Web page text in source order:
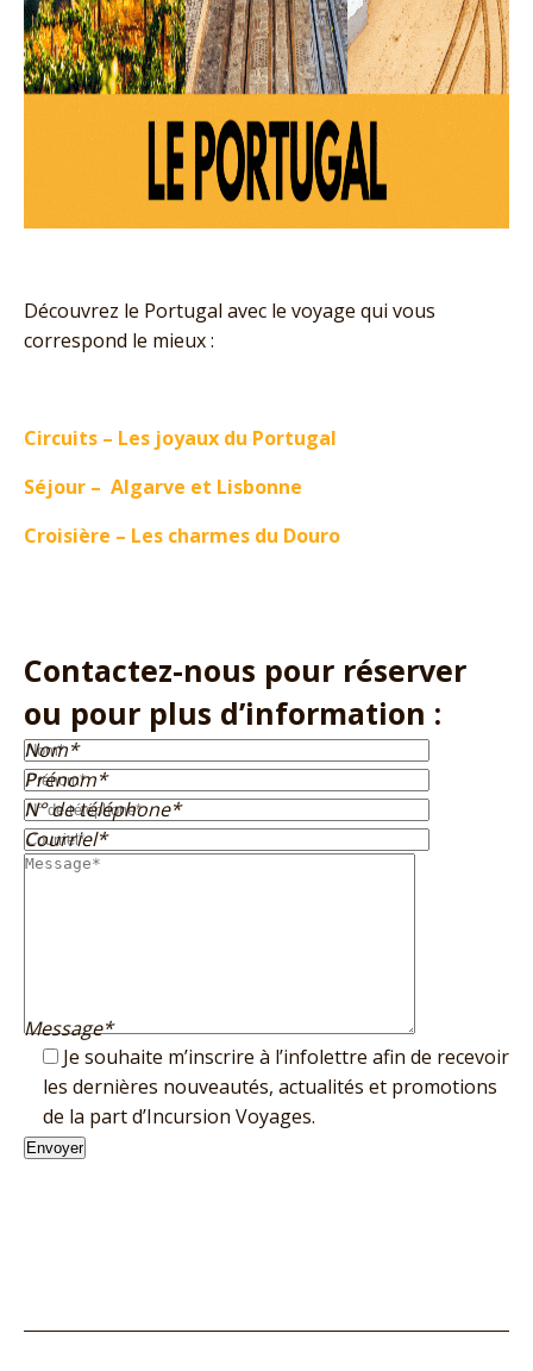
Découvrez le Portugal avec le voyage qui vous
correspond le mieux :
Circuits – Les joyaux du Portugal
Séjour – Algarve et Lisbonne
Croisière – Les charmes du Douro
Contactez-nous pour réserver
ou pour plus d’information :
Nom*
Prénom*
N° de téléphone*
Courriel*
Message*
Je souhaite m’inscrire à l’infolettre afin de recevoir
les dernières nouveautés, actualités et promotions
de la part d’Incursion Voyages.